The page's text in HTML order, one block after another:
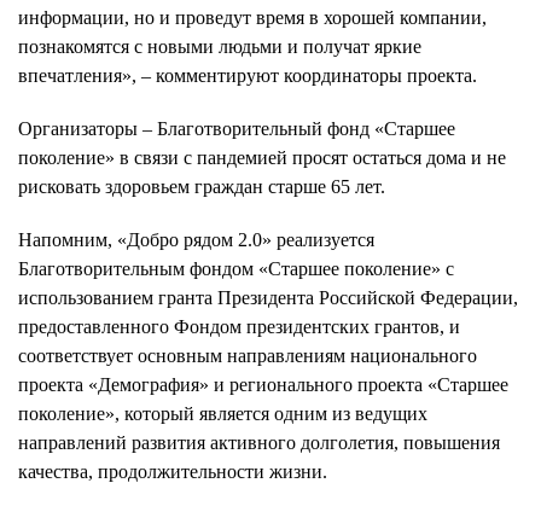
информации, но и проведут время в хорошей компании,
познакомятся с новыми людьми и получат яркие
впечатления», – комментируют координаторы проекта.
Организаторы – Благотворительный фонд «Старшее
поколение» в связи с пандемией просят остаться дома и не
рисковать здоровьем граждан старше 65 лет.
Напомним, «Добро рядом 2.0» реализуется
Благотворительным фондом «Старшее поколение» с
использованием гранта Президента Российской Федерации,
предоставленного Фондом президентских грантов, и
соответствует основным направлениям национального
проекта «Демография» и регионального проекта «Старшее
поколение», который является одним из ведущих
направлений развития активного долголетия, повышения
качества, продолжительности жизни.